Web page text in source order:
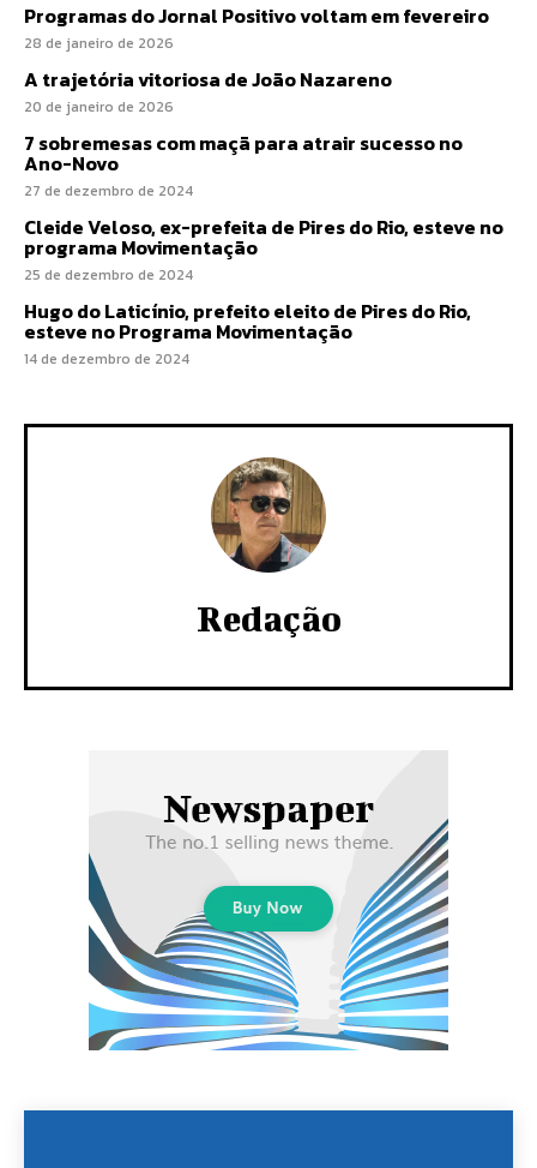
Programas do Jornal Positivo voltam em fevereiro
28 de janeiro de 2026
A trajetória vitoriosa de João Nazareno
20 de janeiro de 2026
7 sobremesas com maçã para atrair sucesso no
Ano-Novo
27 de dezembro de 2024
Cleide Veloso, ex-prefeita de Pires do Rio, esteve no
programa Movimentação
25 de dezembro de 2024
Hugo do Laticínio, prefeito eleito de Pires do Rio,
esteve no Programa Movimentação
14 de dezembro de 2024
Redação